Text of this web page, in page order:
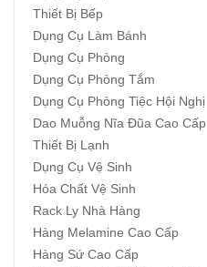
Thiết Bị Bếp
Dụng Cụ Làm Bánh
Dụng Cụ Phòng
Dụng Cụ Phòng Tắm
Dụng Cụ Phòng Tiệc Hội Nghị
Dao Muỗng Nĩa Đũa Cao Cấp
Thiết Bị Lạnh
Dụng Cụ Vệ Sinh
Hóa Chất Vệ Sinh
Rack Ly Nhà Hàng
Hàng Melamine Cao Cấp
Hàng Sứ Cao Cấp